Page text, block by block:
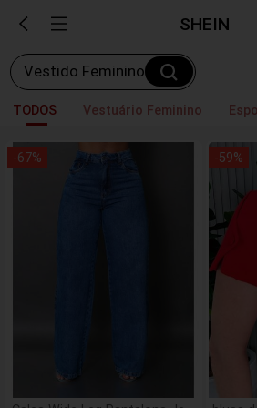
SHEIN
Vestido Feminino
TODOS Vestuário Feminino
-67% -59%